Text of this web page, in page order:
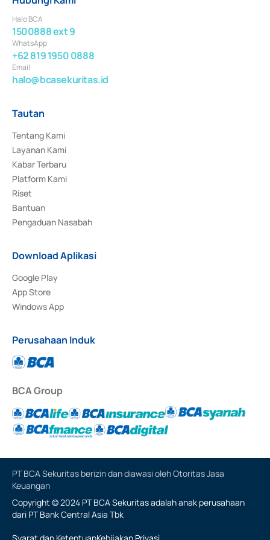
Halo BCA
1500888 ext 9
WhatsApp
+62 819 1950 0888
Email
halo@bcasekuritas.id
Tautan
Tentang Kami
Layanan Kami
Kabar Terbaru
Platform Kami
Riset
Bantuan
Pengaduan Nasabah
Download Aplikasi
Google Play
App Store
Windows App
Perusahaan Induk
BCA Group
PT BCA Sekuritas berizin dan diawasi oleh Otoritas Jasa
Keuangan
Copyright © 2024 PT BCA Sekuritas adalah anak perusahaan
dari PT Bank Central Asia Tbk